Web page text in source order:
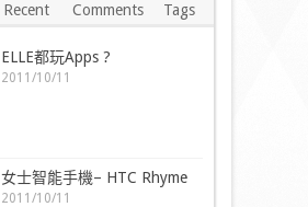
Recent Comments Tags
ELLE都玩Apps ?
2011/10/11
女士智能手機– HTC Rhyme
2011/10/11